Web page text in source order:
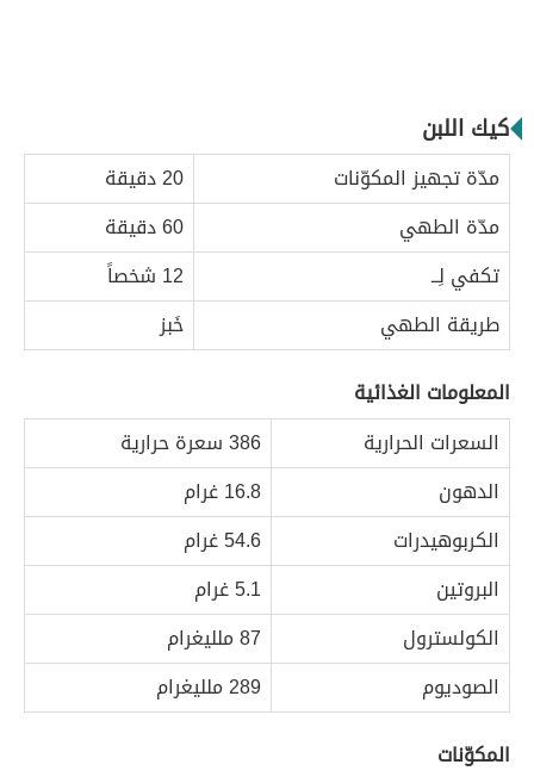
كيك اللبن
مدّة تجهيز المكوّنات
20 دقيقة
مدّة الطهي
60 دقيقة
تكفي لِــ
12 شخصاً
طريقة الطهي
خَبز
المعلومات الغذائية
السعرات الحرارية
386 سعرة حرارية
الدهون
16.8 غرام
الكربوهيدرات
54.6 غرام
البروتين
5.1 غرام
الكولسترول
87 ملليغرام
الصوديوم
289 ملليغرام
المكوّنات